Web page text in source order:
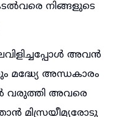
നിങ്ങളുടെ
അവൻ
മദ്ധ്യേ അന്ധകാരം
വരുത്തി അവരെ
മിസ്രയീമ്യരോടു